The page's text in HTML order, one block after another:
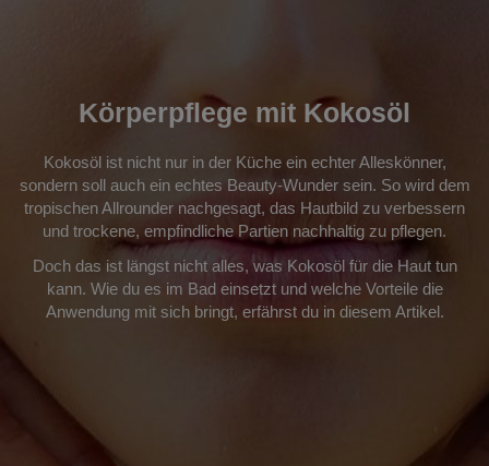
Körperpflege mit Kokosöl
Kokosöl ist nicht nur in der Küche ein echter Alleskönner,
sondern soll auch ein echtes Beauty-Wunder sein. So wird dem
tropischen Allrounder nachgesagt, das Hautbild zu verbessern
und trockene, empfindliche Partien nachhaltig zu pflegen.
Doch das ist längst nicht alles, was Kokosöl für die Haut tun
kann. Wie du es im Bad einsetzt und welche Vorteile die
Anwendung mit sich bringt, erfährst du in diesem Artikel.